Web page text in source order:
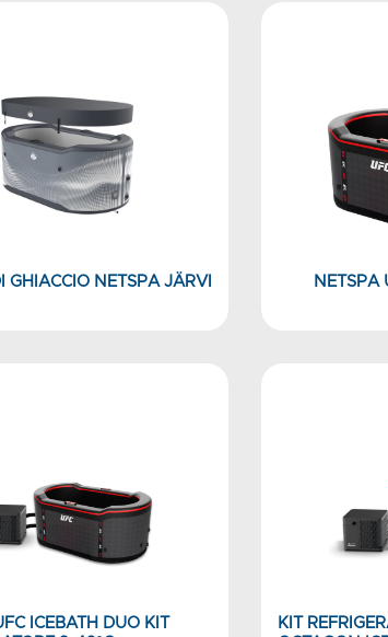
GHIACCIO NETSPA JÄRVI NETSPA
ICEBATH DUO KIT
KIT